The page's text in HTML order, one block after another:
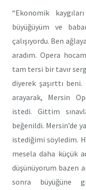
“Ekonomik
büyüğüyüm ve
çalışıyordu. Ben
aradım. Opera
tam tersi bir tavır
diyerek şaşırttı
arayarak, Mersin
istedi. Gittim
beğenildi. Mersin’de
istediğimi söyledim.
mesela daha küçük
düşünüyorum bazen
sonra büyüğüne